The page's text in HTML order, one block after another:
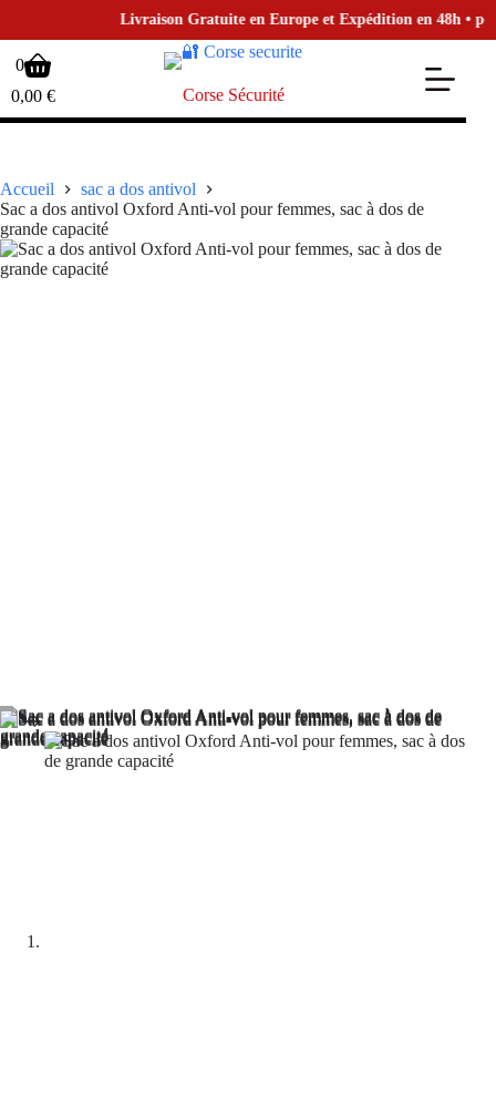
Livraison Gratuite en Europe et Expédition en 48h •
contenu
Panier
d’achat
0,00 €
0
Corse Sécurité
Accueil
sac a dos antivol
Sac a dos antivol Oxford Anti-vol pour femmes, sac à dos de
grande capacité